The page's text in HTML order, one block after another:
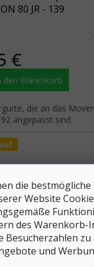
die
Website
des Warenkorb-
Besucherzahlen
und
80 JR - 139
€
den Warenkorb
die an das
angepasst sind.